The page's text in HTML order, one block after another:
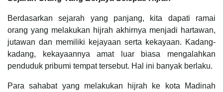
Berdasarkan sejarah yang panjang, kita dapati ramai
orang yang melakukan hijrah akhirnya menjadi hartawan,
jutawan dan memiliki kejayaan serta kekayaan. Kadang-
kadang, kekayaannya amat luar biasa mengalahkan
penduduk pribumi tempat tersebut. Hal ini banyak berlaku.
Para sahabat yang melakukan hijrah ke kota Madinah